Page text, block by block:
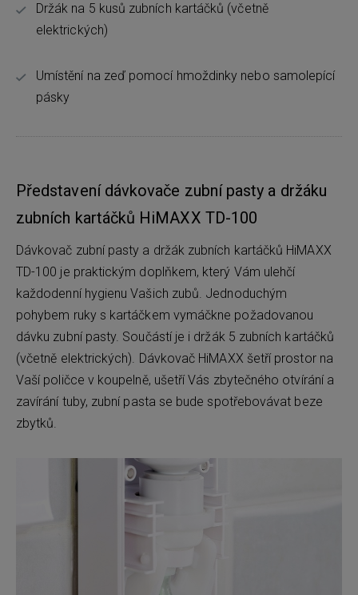
Držák na 5 kusů zubních kartáčků (včetně
elektrických)
Umístění na zeď pomocí hmoždinky nebo samolepící
pásky
Představení dávkovače zubní pasty a držáku
zubních kartáčků HiMAXX TD-100
Dávkovač zubní pasty a držák zubních kartáčků HiMAXX
TD-100 je praktickým doplňkem, který Vám ulehčí
každodenní hygienu Vašich zubů. Jednoduchým
pohybem ruky s kartáčkem vymáčkne požadovanou
dávku zubní pasty. Součástí je i držák 5 zubních kartáčků
(včetně elektrických). Dávkovač HiMAXX šetří prostor na
Vaší poličce v koupelně, ušetří Vás zbytečného otvírání a
zavírání tuby, zubní pasta se bude spotřebovávat beze
zbytků.